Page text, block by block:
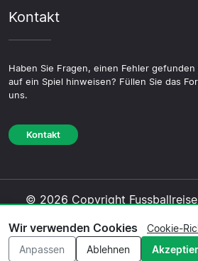
Kontakt
Haben Sie Fragen, einen Fehler
auf ein Spiel hinweisen? Füllen Sie das
uns.
Kontakt
© 2026 Copyright
Cookie-Richtlinie·
Wir verwenden Cookies
Cookie-
Anpassen
Ablehnen